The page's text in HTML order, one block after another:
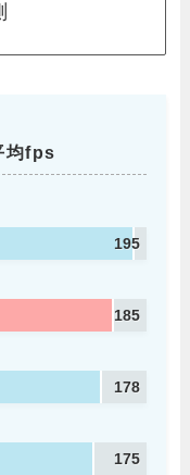
均fps
195
185
178
175